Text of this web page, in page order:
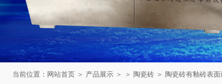
当前位置： 网站首页 ＞ 产品展示 ＞ ＞ 陶瓷砖 ＞ 陶瓷砖有釉砖表